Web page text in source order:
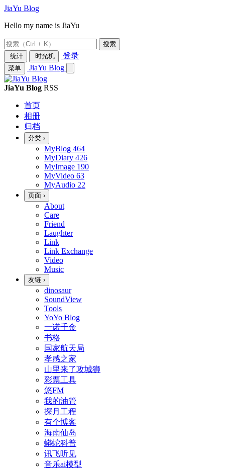
JiaYu Blog
Hello my name is JiaYu
搜索
统计
时光机 登录
菜单 JiaYu Blog
JiaYu Blog RSS
首页
相册
归档
分类 ›
MyBlog 464
MyDiary 426
MyImage 190
MyVideo 63
MyAudio 22
页面 ›
About
Care
Friend
Laughter
Link
Link Exchange
Video
Music
友链 ›
dinosaur
SoundView
Tools
YoYo Blog
一诺千金
书格
国家航天局
孝感之家
山里来了攻城狮
彩票工具
悠FM
我的油管
探月工程
有个博客
海南仙岛
蟒蛇科普
讯飞听见
音乐ai模型